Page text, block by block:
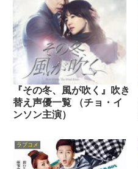
『その冬、風が吹く』吹き
替え声優一覧 （チョ・イ
ンソン主演）
ラブコメ